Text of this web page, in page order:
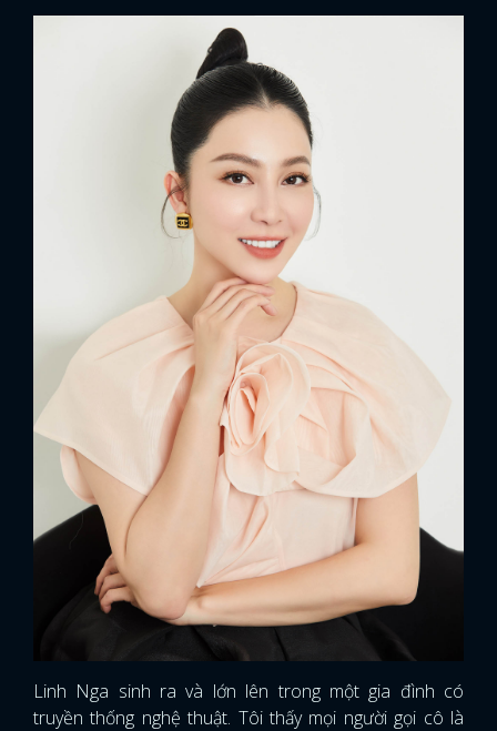
Linh Nga sinh ra và lớn lên trong một gia đình có
truyền thống nghệ thuật. Tôi thấy mọi người gọi cô là